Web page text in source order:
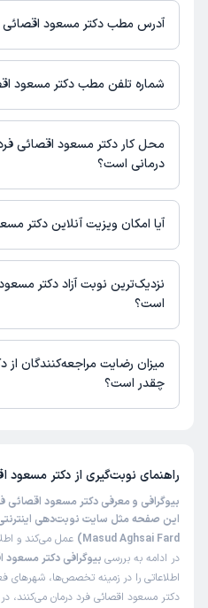
بگیرید.آدرس مطب دکتر مسعود
دکتر مسعود اقصائی
اقصائی فرد به شرح زیر است.
شماره تلفن مطب دکتر مسعود
مطب ولیعصر : 09031162783
محل کار دکتر مسعود اقصائی فرد
درمانی است؟
اطلاعاتی درباره محل فعالیت دکتر مسعود
دسترس نیست.
آیا امکان ویزیت آنلاین دکتر
در حال حاضر اطلاعاتی درباره ارائه
در دسترس نیست. برای دریافت اطلاعات
نزدیک‌ترین نوبت آزاد دکتر
است؟
زمان نوبت‌دهی و پذیرش بیماران با
میزان رضایت مراجعه‌کنندگان از
چقدر است؟
راهنمای نوبت‌گیری از دکتر مسعود
بیوگرافی و معرفی دکتر مسعود اقصائی
Masud Aghsai Fard)
عمل می‌کند و
در ادامه به بررسی بیوگرافی دکتر مسعود
اطلاعاتی را در زمینه تخصص‌ها، شهرهای
دکتر مسعود اقصائی فرد درمان می‌کنند،